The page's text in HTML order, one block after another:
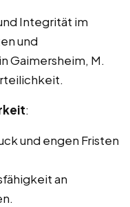
Integrität im
und
Gaimersheim, M.
:
und engen Fristen
an